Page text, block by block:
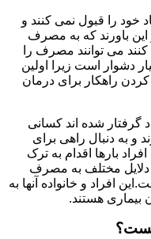
خود را قبول نمی کنند و
این باورند که به مصرف
کنند می توانند مصرف را
دشوار است زیرا اولین
کردن راهکار برای درمان
گرفتار شده اند کسانی
و به دنبال راهی برای
بارها اقدام به ترک
دلایل مختلف به مصرف
افراد و خانواده آنها به
هستند.